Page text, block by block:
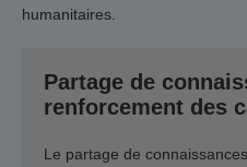
humanitaires.
Partage de
renforcement des
Le partage de